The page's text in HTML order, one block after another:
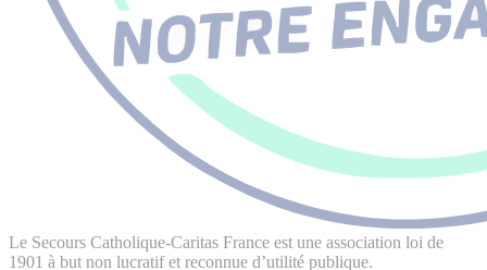
Le Secours Catholique-Caritas France est une association loi de
1901 à but non lucratif et reconnue d’utilité publique.